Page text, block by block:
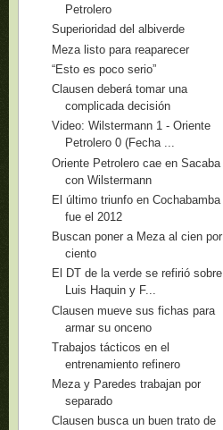
Petrolero
Superioridad del albiverde
Meza listo para reaparecer
“Esto es poco serio”
Clausen deberá tomar una
complicada decisión
Video: Wilstermann 1 - Oriente
Petrolero 0 (Fecha ...
Oriente Petrolero cae en Sacaba
con Wilstermann
El último triunfo en Cochabamba
fue el 2012
Buscan poner a Meza al cien por
ciento
El DT de la verde se refirió sobre
Luis Haquin y F...
Clausen mueve sus fichas para
armar su onceno
Trabajos tácticos en el
entrenamiento refinero
Meza y Paredes trabajan por
separado
Clausen busca un buen trato de